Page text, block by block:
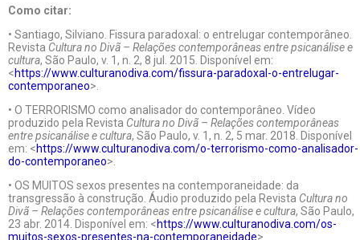
Como citar:
• Santiago, Silviano. Fissura paradoxal: o entrelugar contemporâneo.
Revista Cultura no Divã – Relações contemporâneas entre psicanálise e
cultura, São Paulo, v. 1, n. 2, 8 jul. 2015. Disponível em:
<https://www.culturanodiva.com/fissura-paradoxal-o-entrelugar-
contemporaneo>.
• O TERRORISMO como analisador do contemporâneo. Vídeo
produzido pela Revista Cultura no Divã – Relações contemporâneas
entre psicanálise e cultura, São Paulo, v. 1, n. 2, 5 mar. 2018. Disponível
em: <https://www.culturanodiva.com/o-terrorismo-como-analisador-
do-contemporaneo>.
• OS MUITOS sexos presentes na contemporaneidade: da
transgressão à construção. Áudio produzido pela Revista Cultura no
Divã – Relações contemporâneas entre psicanálise e cultura, São Paulo,
23 abr. 2014. Disponível em: <https://www.culturanodiva.com/os-
muitos-sexos-presentes-na-contemporaneidade>.